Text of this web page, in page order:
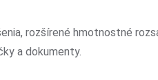
rozšírené hmotnostné
a dokumenty.